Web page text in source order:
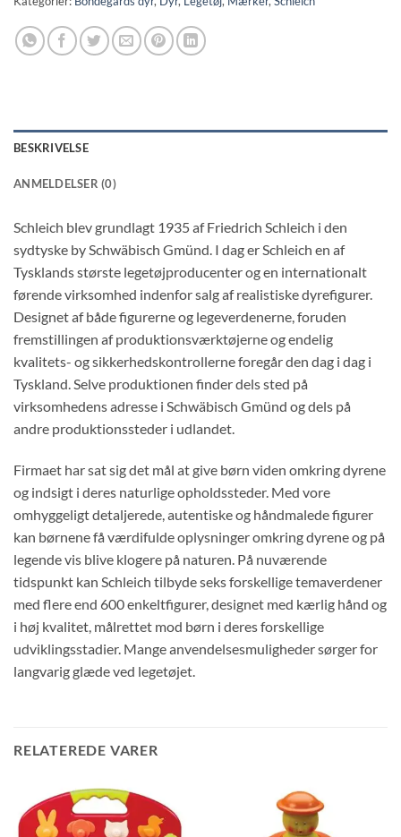
BESKRIVELSE
ANMELDELSER (0)
Schleich blev grundlagt 1935 af Friedrich Schleich i den
sydtyske by Schwäbisch Gmünd. I dag er Schleich en af
Tysklands største legetøjproducenter og en internationalt
førende virksomhed indenfor salg af realistiske dyrefigurer.
Designet af både figurerne og legeverdenerne, foruden
fremstillingen af produktionsværktøjerne og endelig
kvalitets- og sikkerhedskontrollerne foregår den dag i dag i
Tyskland. Selve produktionen finder dels sted på
virksomhedens adresse i Schwäbisch Gmünd og dels på
andre produktionssteder i udlandet.
Firmaet har sat sig det mål at give børn viden omkring dyrene
og indsigt i deres naturlige opholdssteder. Med vore
omhyggeligt detaljerede, autentiske og håndmalede figurer
kan børnene få værdifulde oplysninger omkring dyrene og på
legende vis blive klogere på naturen. På nuværende
tidspunkt kan Schleich tilbyde seks forskellige temaverdener
med flere end 600 enkeltfigurer, designet med kærlig hånd og
i høj kvalitet, målrettet mod børn i deres forskellige
udviklingsstadier. Mange anvendelsesmuligheder sørger for
langvarig glæde ved legetøjet.
RELATEREDE VARER